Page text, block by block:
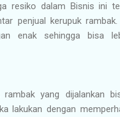
resiko dalam Bisnis ini
penjual kerupuk
enak sehingga bisa
rambak yang dijalankan
lakukan dengan